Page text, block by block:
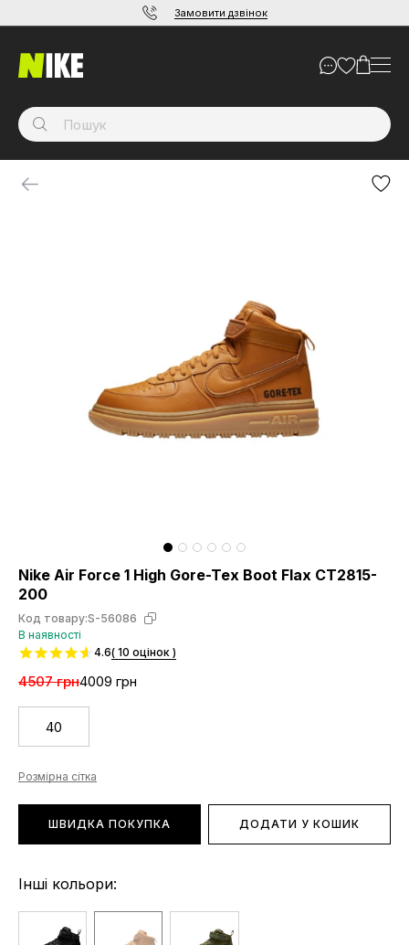
Замовити дзвінок
Nike Air Force 1 High Gore-Tex Boot Flax CT2815-
200
Код товару:S-56086
В наявності
4.6( 10 оцінок )
4507 грн4009 грн
40
Розмірна сітка
ШВИДКА ПОКУПКА ДОДАТИ У КОШИК
Інші кольори: